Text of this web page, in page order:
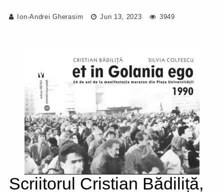
Ion-Andrei Gherasim Jun 13, 2023 3949
Scriitorul Cristian Bădiliță,